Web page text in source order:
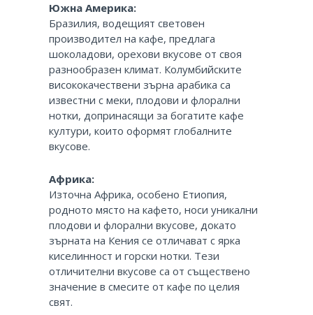
Южна Америка:
Бразилия, водещият световен
производител на кафе, предлага
шоколадови, орехови вкусове от своя
разнообразен климат. Колумбийските
висококачествени зърна арабика са
известни с меки, плодови и флорални
нотки, допринасящи за богатите кафе
култури, които оформят глобалните
вкусове.
Африка:
Източна Африка, особено Етиопия,
родното място на кафето, носи уникални
плодови и флорални вкусове, докато
зърната на Кения се отличават с ярка
киселинност и горски нотки. Тези
отличителни вкусове са от съществено
значение в смесите от кафе по целия
свят.